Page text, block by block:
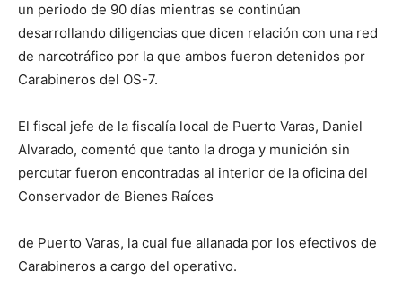
un periodo de 90 días mientras se continúan
desarrollando diligencias que dicen relación con una red
de narcotráfico por la que ambos fueron detenidos por
Carabineros del OS-7.
El fiscal jefe de la fiscalía local de Puerto Varas, Daniel
Alvarado, comentó que tanto la droga y munición sin
percutar fueron encontradas al interior de la oficina del
Conservador de Bienes Raíces
de Puerto Varas, la cual fue allanada por los efectivos de
Carabineros a cargo del operativo.